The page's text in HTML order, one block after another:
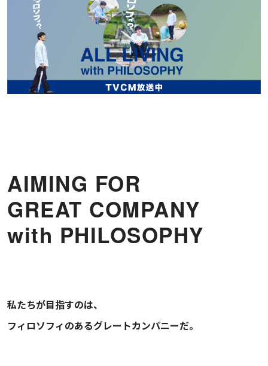
AIMING FOR
GREAT COMPANY
with PHILOSOPHY
私たちが目指すのは、
フィロソフィのあるグレートカンパニーだ。